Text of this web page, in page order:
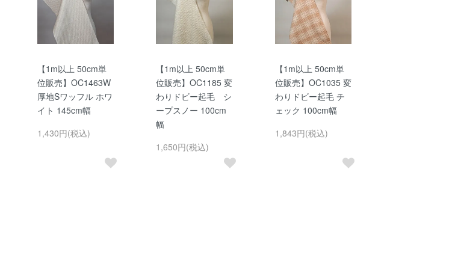
【1m以上 50cm単
位販売】OC1463W
厚地Sワッフル ホワ
イト 145cm幅
1,430円(税込)
【1m以上 50cm単
位販売】OC1185 変
わりドビー起毛 シ
ープスノー 100cm
幅
1,650円(税込)
【1m以上 50cm単
位販売】OC1035 変
わりドビー起毛 チ
ェック 100cm幅
1,843円(税込)